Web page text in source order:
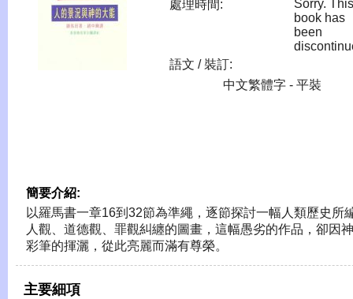
處理時間:
Sorry. This
book has
been
語文 / 裝訂:
中文繁體字 - 平裝
簡要介紹:
以羅馬書一章16到32節為準繩，逐節探討一幅人類歷史所
人觀、道德觀、罪觀糾纏的圖畫，這幅愚劣的作品，卻因
彩筆的揮灑，從此亮麗而滿有尊榮。
主要細項